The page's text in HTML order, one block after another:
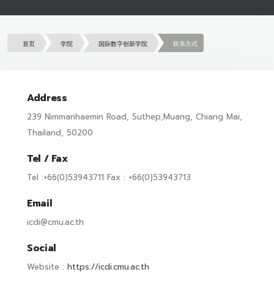
首页 学院 国际数字创新学院 联系方式
Address
239 Nimmanhaemin Road, Suthep,Muang, Chiang Mai,
Thailand, 50200
Tel / Fax
Tel :+66(0)53943711 Fax : +66(0)53943713
Email
icdi@cmu.ac.th
Social
Website : https://icdi.cmu.ac.th